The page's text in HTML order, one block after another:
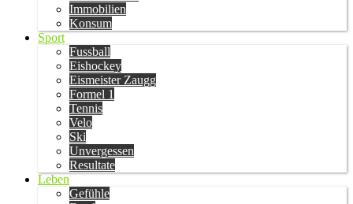
Immobilien
Konsum
Sport
Fussball
Eishockey
Eismeister Zaugg
Formel 1
Tennis
Velo
Ski
Unvergessen
Resultate
Leben
Gefühle